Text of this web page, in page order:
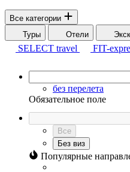
Все категории
Туры
Отели
SELECT travel
FIT-
без перелета
Обязательное поле
Все
Без виз
Популярные